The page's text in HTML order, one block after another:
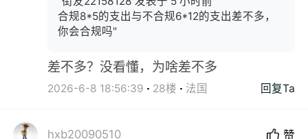
合规8*5的支出与不合规6*12的支出差不多，
你会合规吗"
差不多？没看懂，为啥差不多
2026-6-8 18:56:39 28楼 法国 回复Ta
hxb20090510 赞